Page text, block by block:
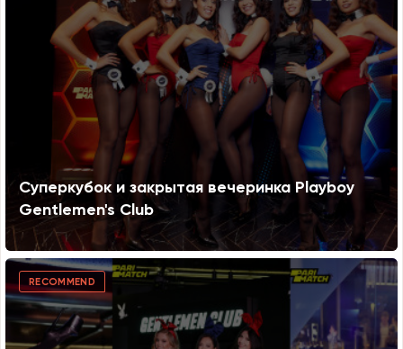
Суперкубок и закрытая вечеринка Playboy
Gentlemen's Club
RECOMMEND